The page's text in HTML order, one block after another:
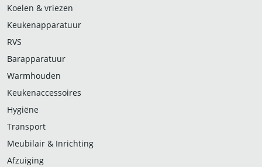
Koelen & vriezen
Keukenapparatuur
RVS
Barapparatuur
Warmhouden
Keukenaccessoires
Hygiëne
Transport
Meubilair & Inrichting
Afzuiging